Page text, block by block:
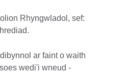
Rhyngwladol, sef:
ar faint o waith
wedi'i wneud -